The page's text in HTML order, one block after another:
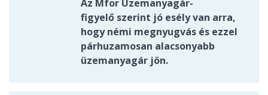
Az Mfor Üzemanyagár-
figyelő szerint jó esély van arra,
hogy némi megnyugvás és ezzel
párhuzamosan alacsonyabb
üzemanyagár jön.